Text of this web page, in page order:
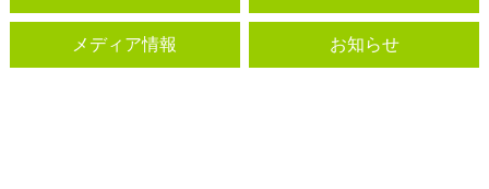
メディア情報 お知らせ